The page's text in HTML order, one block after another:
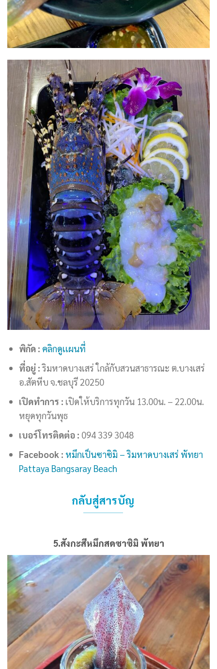
พิกัด : คลิกดูเเผนที่
ที่อยู่ :ริมหาดบางเสร่ ใกล้กับสวนสาธารณะ ต.บางเสร่
อ.สัตหีบ จ.ชลบุรี 20250
เปิดทำการ : เปิดให้บริการทุกวัน 13.00น. – 22.00น.
หยุดทุกวันพุธ
เบอร์โทรติดต่อ : 094 339 3048
Facebook : หมึกเป็นซาซิมิ – ริมหาดบางเสร่ พัทยา
Pattaya Bangsaray Beach
กลับสู่สารบัญ
5.สังกะสีหมึกสดซาซิมิ พัทยา